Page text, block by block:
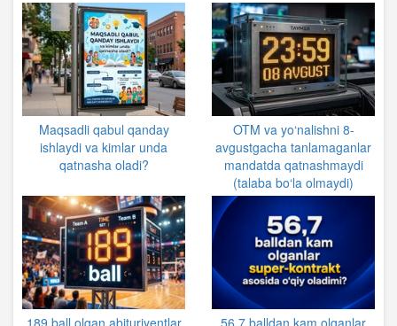
Maqsadli qabul qanday
ishlaydi va kimlar unda
qatnasha oladi?
OTM va yo‘nalishni 8-
avgustgacha tanlamaganlar
mandatda qatnashmaydi
(talaba bo‘la olmaydi)